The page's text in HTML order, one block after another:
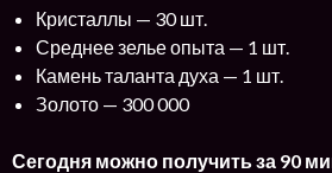
Кристаллы — 30 шт.
Среднее зелье опыта — 1 шт.
Камень таланта духа — 1 шт.
Золото — 300 000
Сегодня можно получить за 90